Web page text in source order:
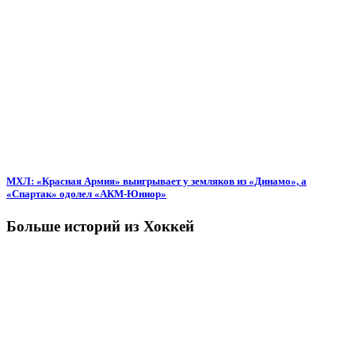
МХЛ: «Красная Армия» выигрывает у земляков из «Динамо», а
«Спартак» одолел «АКМ-Юниор»
Больше историй из Хоккей